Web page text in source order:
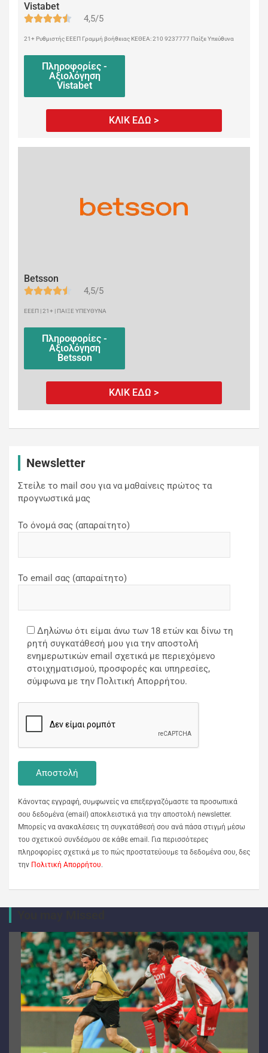
Vistabet
4,5/5
21+ Ρυθμιστής ΕΕΕΠ Γραμμή βοήθειας ΚΕΘΕΑ: 210 9237777 Παίξε Υπεύθυνα
Πληροφορίες -
Αξιολόγηση
Vistabet
ΚΛΙΚ ΕΔΩ >
Betsson
4,5/5
ΕΕΕΠ | 21+ | ΠΑΙΞΕ ΥΠΕΥΘΥΝΑ
Πληροφορίες -
Αξιολόγηση
Betsson
ΚΛΙΚ ΕΔΩ >
Newsletter
Στείλε το mail σου για να μαθαίνεις πρώτος τα
προγνωστικά μας
Το όνομά σας (απαραίτητο)
Το email σας (απαραίτητο)
Δηλώνω ότι είμαι άνω των 18 ετών και δίνω τη
ρητή συγκατάθεσή μου για την αποστολή
ενημερωτικών email σχετικά με περιεχόμενο
στοιχηματισμού, προσφορές και υπηρεσίες,
σύμφωνα με την Πολιτική Απορρήτου.
Κάνοντας εγγραφή, συμφωνείς να επεξεργαζόμαστε τα προσωπικά
σου δεδομένα (email) αποκλειστικά για την αποστολή newsletter.
Μπορείς να ανακαλέσεις τη συγκατάθεσή σου ανά πάσα στιγμή μέσω
του σχετικού συνδέσμου σε κάθε email. Για περισσότερες
πληροφορίες σχετικά με το πώς προστατεύουμε τα δεδομένα σου, δες
την Πολιτική Απορρήτου.